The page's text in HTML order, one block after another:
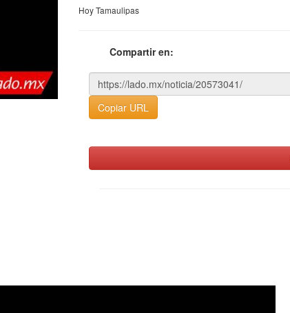
Hoy Tamaulipas
Compartir en:
Copiar URL